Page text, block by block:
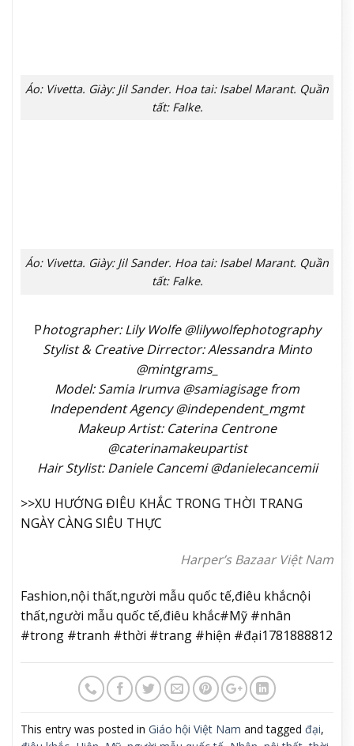
Áo: Miu Miu. Áo: La Sensitive. Chân váy: Stella
Gertrude Zachary. Găng tay: Next.
Áo: Vivetta. Giày: Jil Sander. Hoa tai: Isabel Marant. Quần
tất: Falke.